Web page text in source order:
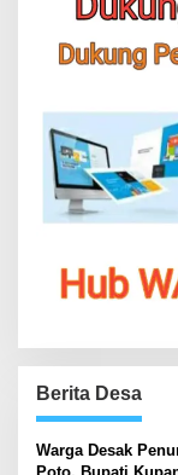
Berita Desa
‎Warga Desak